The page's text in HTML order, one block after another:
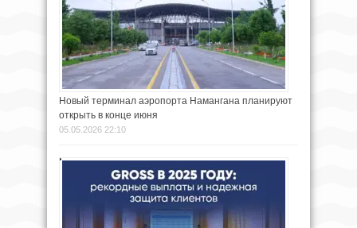
Новый терминал аэропорта Намангана планируют
открыть в конце июня
05.05.2026 22:10